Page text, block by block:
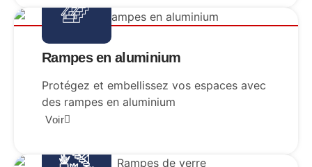
Voir
Rampes en aluminium
Protégez et embellissez vos espaces avec
des rampes en aluminium